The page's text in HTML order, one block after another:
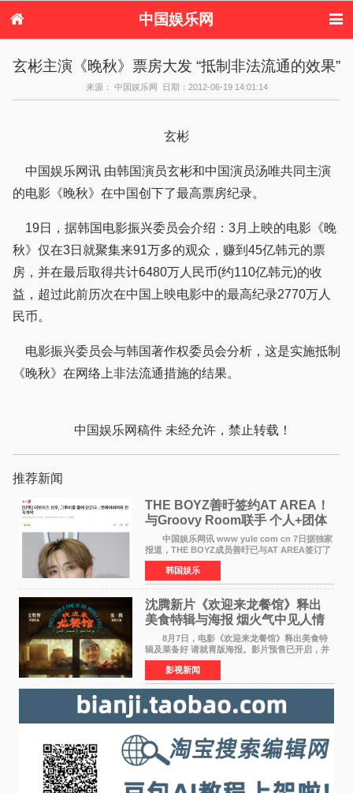
中国娱乐网
港台娱乐
日本娱乐 韩国娱乐
欧美娱乐
音乐新闻 影视新闻
内地明星八卦
玄彬主演《晚秋》票房大发 “抵制非法流通的效果”
来源： 中国娱乐网 日期：2012-06-19 14:01:14
玄彬
中国娱乐网讯 由韩国演员玄彬和中国演员汤唯共同主演
的电影《晚秋》在中国创下了最高票房纪录。
19日，据韩国电影振兴委员会介绍：3月上映的电影《晚
秋》仅在3日就聚集来91万多的观众，赚到45亿韩元的票
房，并在最后取得共计6480万人民币(约110亿韩元)的收
益，超过此前历次在中国上映电影中的最高纪录2770万人
民币。
电影振兴委员会与韩国著作权委员会分析，这是实施抵制
《晚秋》在网络上非法流通措施的结果。
中国娱乐网稿件 未经允许，禁止转载！
推荐新闻
THE BOYZ善旴签约AT AREA！
与Groovy Room联手 个人+团体
活动并行
中国娱乐网讯 www yule com cn 7日据独家
报道，THE BOYZ成员善旴已与AT AREA签订了
专属合约。AT AREA是由知名制作人组合
Groovy Room创立的hip-hop厂牌，旗下拥有多
位实力派音乐人，在韩
韩国娱乐
沈腾新片《欢迎来龙餐馆》释出
美食特辑与海报 烟火气中见人情
温暖
8月7日，电影《欢迎来龙餐馆》释出美食特
辑及菜备好 请就胃版海报。影片预售已开启，并
将于8月8日至10日14:00-21:00举行全国超前点
映。电影《欢迎来龙餐馆》作为战争美食喜剧大
片，讲述了中国
影视新闻